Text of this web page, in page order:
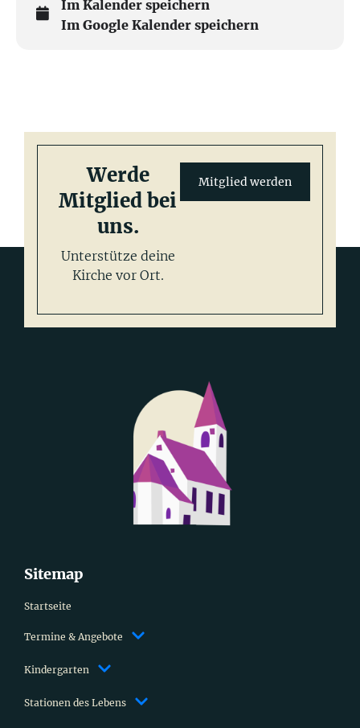
Im Kalender speichern
Im Google Kalender speichern
Werde
Mitglied bei
uns.
Unterstütze deine
Kirche vor Ort.
Mitglied werden
Sitemap
Startseite
Termine & Angebote
Kindergarten
Stationen des Lebens